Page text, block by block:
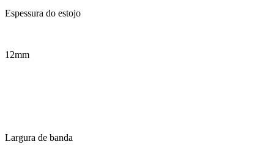
Espessura do estojo
12mm
Largura de banda